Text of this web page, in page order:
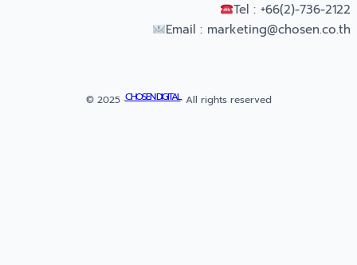
Tel : +66(2)-736-2122
Email : marketing@chosen.co.th
© 2025 ·CHOSEN DIGITAL· All rights reserved